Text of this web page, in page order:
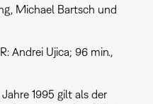
Michael Bartsch und
Andrei Ujica; 96 min.,
1995 gilt als der